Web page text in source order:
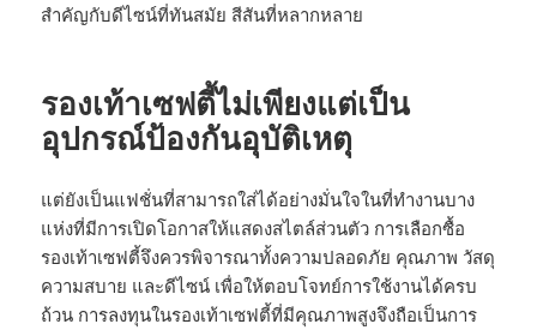
สำคัญกับดีไซน์ที่ทันสมัย สีสันที่หลากหลาย
รองเท้าเซฟตี้ไม่เพียงแต่เป็น
อุปกรณ์ป้องกันอุบัติเหตุ
แต่ยังเป็นแฟชั่นที่สามารถใส่ได้อย่างมั่นใจในที่ทำงานบาง
แห่งที่มีการเปิดโอกาสให้แสดงสไตล์ส่วนตัว การเลือกซื้อ
รองเท้าเซฟตี้จึงควรพิจารณาทั้งความปลอดภัย คุณภาพ วัสดุ
ความสบาย และดีไซน์ เพื่อให้ตอบโจทย์การใช้งานได้ครบ
ถ้วน การลงทุนในรองเท้าเซฟตี้ที่มีคุณภาพสูงจึงถือเป็นการ